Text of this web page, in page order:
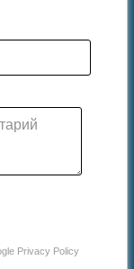
Privacy Policy